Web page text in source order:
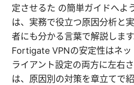
定させるた の簡単ガイドへよ
は、実務で役立つ原因分析と
者にも分かる言葉で解説しま
Fortigate VPNの安定性はネッ
ライアント設定の両方に左右
は、原因別の対策を章立てで